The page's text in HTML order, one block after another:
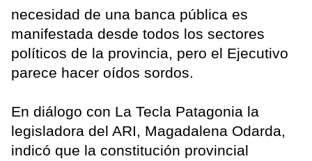
necesidad de una banca pública es
manifestada desde todos los sectores
políticos de la provincia, pero el Ejecutivo
parece hacer oídos sordos.
En diálogo con La Tecla Patagonia la
legisladora del ARI, Magadalena Odarda,
indicó que la constitución provincial